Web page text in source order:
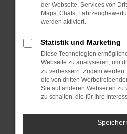
Fenster?
Starte dein Gerät neu.
Probleme zu beheben.
Stelle sicher, dass
Betriebssystem auf
sind.
Veraltete Software birgt
Sicherheitsrisiko, sondern
führen, dass bestimmte
unterstützt werden.
der Webseite. Services von
Maps, Chats,
werden aktiviert.
Statistik und Marketing
Diese Technologien
Webseite zu analysieren, um
zu verbessern. Zudem
die von dritten
Sie auf anderen Webseiten zu
zu schalten, die für Ihre